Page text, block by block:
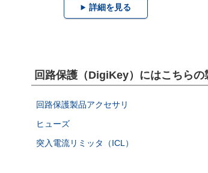
詳細を見る
回路保護（DigiKey）にはこちらの
回路保護製品アクセサリ
ヒューズ
突入電流リミッタ（ICL）